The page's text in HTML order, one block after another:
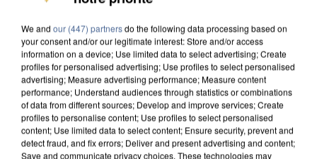
We and our (447) partnersdo the following data processing based on
your consent and/or our legitimate interest: Store and/or access
information on a device; Use limited data to select advertising; Create
profiles for personalised advertising; Use profiles to select personalised
advertising; Measure advertising performance; Measure content
performance; Understand audiences through statistics or combinations
of data from different sources; Develop and improve services; Create
profiles to personalise content; Use profiles to select personalised
content; Use limited data to select content; Ensure security, prevent and
detect fraud, and fix errors; Deliver and present advertising and content;
Save and communicate privacy choices. These technologies may